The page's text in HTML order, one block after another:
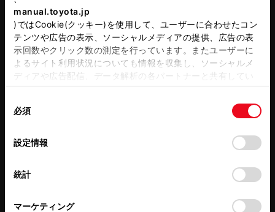
manual.toyota.jp
)ではCookie(クッキー)を使用して、ユーザーに合わせたコン
テンツや広告の表示、ソーシャルメディアの提供、広告の表
示回数やクリック数の測定を行っています。またユーザーに
よるサイト利用状況についても情報を収集し、ソーシャルメ
ディアや広告配信、データ解析の各パートナーと共有してい
ます。各パートナーは、ここで収集された情報とユーザーが
各パートナーに提供した他の情報、ユーザーが各パートナー
のサービスを使用したときに収集した他の情報を組み合わせ
るとCookie(クッキー)に同意したこととなります。
「すべてのCookieを許可」をクリックすることで、お客様の
デバイスにすべてのCookie(クッキー)が保存されることに同
設定の変更、同意を撤回したりするにあたっては、当社の「
必須
設定情報
統計
マーケティング
エモーショナルな被写体、そのフィロソフィーを撮る
写真家 HIRO KIMURA